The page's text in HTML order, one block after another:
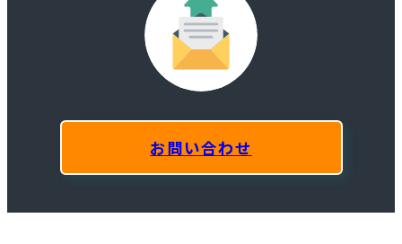
お問い合わせ